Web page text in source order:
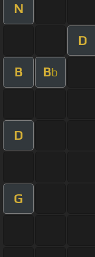
N
D
B Bb
D
G